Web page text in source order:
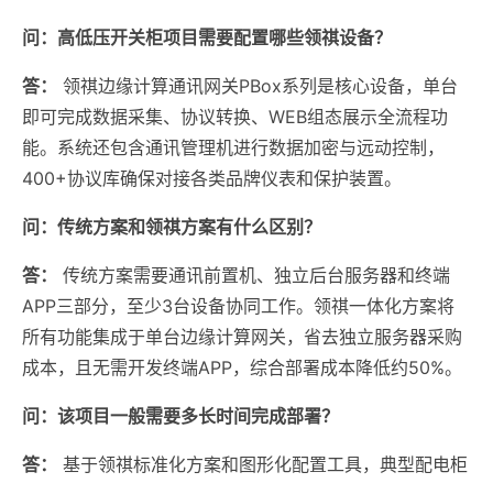
问：高低压开关柜项目需要配置哪些领祺设备？
答：
领祺边缘计算通讯网关PBox系列是核心设备，单台
即可完成数据采集、协议转换、WEB组态展示全流程功
能。系统还包含通讯管理机进行数据加密与远动控制，
400+协议库确保对接各类品牌仪表和保护装置。
问：传统方案和领祺方案有什么区别？
答：
传统方案需要通讯前置机、独立后台服务器和终端
APP三部分，至少3台设备协同工作。领祺一体化方案将
所有功能集成于单台边缘计算网关，省去独立服务器采购
成本，且无需开发终端APP，综合部署成本降低约50%。
问：该项目一般需要多长时间完成部署？
答：
基于领祺标准化方案和图形化配置工具，典型配电柜